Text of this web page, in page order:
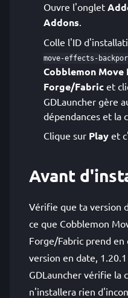
Ouvre l'onglet
Addons.
Colle l'ID
move-effects-
Cobblemon
Forge/Fabric et
GDLauncher gère
dépendances et la
Clique sur Play et
Avant
Vérifie que ta version
ce que Cobblemon
Forge/Fabric prend
version en date,
GDLauncher vérifie
n'installera rien